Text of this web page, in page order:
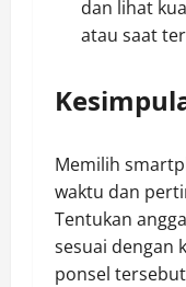
dan lihat
atau saat
Memilih
waktu dan
Tentukan
sesuai dengan
ponsel